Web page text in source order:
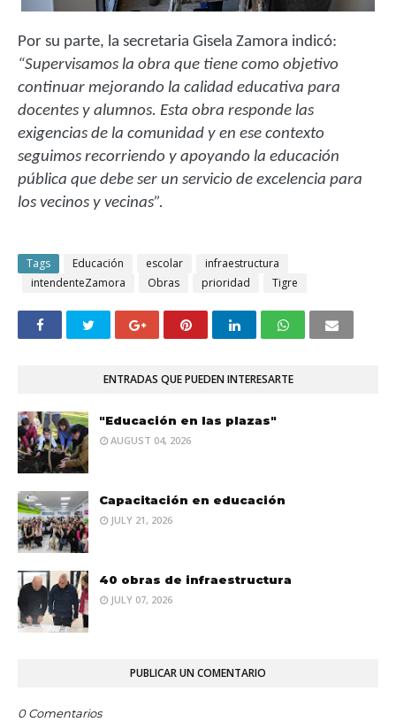
Por su parte, la secretaria Gisela Zamora indicó:
“Supervisamos la obra que tiene como objetivo
continuar mejorando la calidad educativa para
docentes y alumnos. Esta obra responde las
exigencias de la comunidad y en ese contexto
seguimos recorriendo y apoyando la educación
pública que debe ser un servicio de excelencia para
los vecinos y vecinas”.
Tags Educación escolar
infraestructura
intendenteZamora
Obras prioridad Tigre
ENTRADAS QUE PUEDEN INTERESARTE
"Educación en las plazas"
AUGUST 04, 2026
Capacitación en educación
JULY 21, 2026
40 obras de infraestructura
JULY 07, 2026
PUBLICAR UN COMENTARIO
0 Comentarios